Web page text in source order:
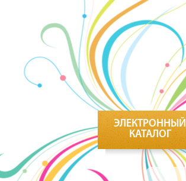
ЭЛЕКТРОННЫЙ
КАТАЛОГ